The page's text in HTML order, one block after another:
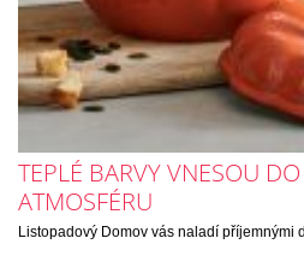
TEPLÉ BARVY VNESOU
ATMOSFÉRU
Listopadový Domov vás naladí příjemnými